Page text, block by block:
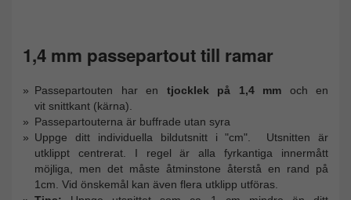
1,4 mm passepartout till ramar
Passepartouten har en tjocklek på 1,4 mm och en
vit snittkant (kärna).
Passepartouterna är buffrade utan syra
Uppge ditt individuella bildutsnitt i "cm". Utsnitten är
utklippt centrerat. I regel är alla fyrkantiga innermått
möjliga, men det måste åtminstone återstå en rand på
1cm. Vid önskemål kan även flera utklipp utföras.